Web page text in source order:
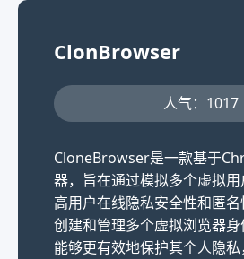
ClonBrowser
人气：1017
CloneBrowser是一款基于
器，旨在通过模拟多个虚拟
高用户在线隐私安全性和匿
创建和管理多个虚拟浏览器
能够更有效地保护其个人隐